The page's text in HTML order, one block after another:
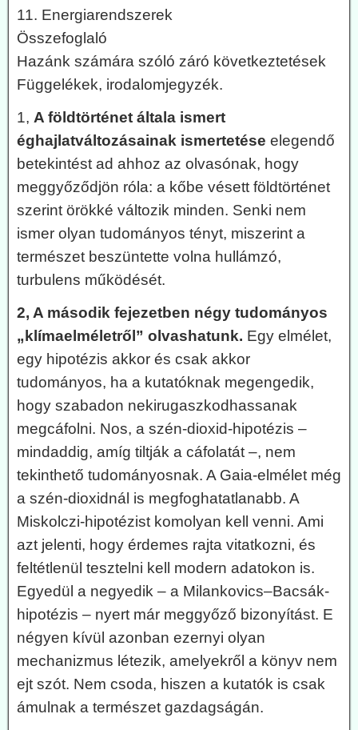
11. Energiarendszerek
Összefoglaló
Hazánk számára szóló záró következtetések
Függelékek, irodalomjegyzék.
1, A földtörténet általa ismert
éghajlatváltozásainak ismertetése elegendő
betekintést ad ahhoz az olvasónak, hogy
meggyőződjön róla: a kőbe vésett földtörténet
szerint örökké változik minden. Senki nem
ismer olyan tudományos tényt, miszerint a
természet beszüntette volna hullámzó,
turbulens működését.
2, A második fejezetben négy tudományos
„klímaelméletről” olvashatunk. Egy elmélet,
egy hipotézis akkor és csak akkor
tudományos, ha a kutatóknak megengedik,
hogy szabadon nekirugaszkodhassanak
megcáfolni. Nos, a szén-dioxid-hipotézis –
mindaddig, amíg tiltják a cáfolatát –, nem
tekinthető tudományosnak. A Gaia-elmélet még
a szén-dioxidnál is megfoghatatlanabb. A
Miskolczi-hipotézist komolyan kell venni. Ami
azt jelenti, hogy érdemes rajta vitatkozni, és
feltétlenül tesztelni kell modern adatokon is.
Egyedül a negyedik – a Milankovics–Bacsák-
hipotézis – nyert már meggyőző bizonyítást. E
négyen kívül azonban ezernyi olyan
mechanizmus létezik, amelyekről a könyv nem
ejt szót. Nem csoda, hiszen a kutatók is csak
ámulnak a természet gazdagságán.